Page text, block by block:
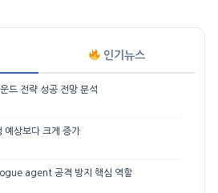
인기뉴스
드 전략 성공 전망 분석
예상보다 크게 증가
agent 공격 방지 핵심 역할